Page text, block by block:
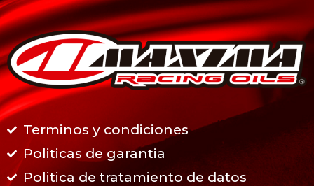
Terminos y condiciones
Politicas de garantia
Politica de tratamiento de datos